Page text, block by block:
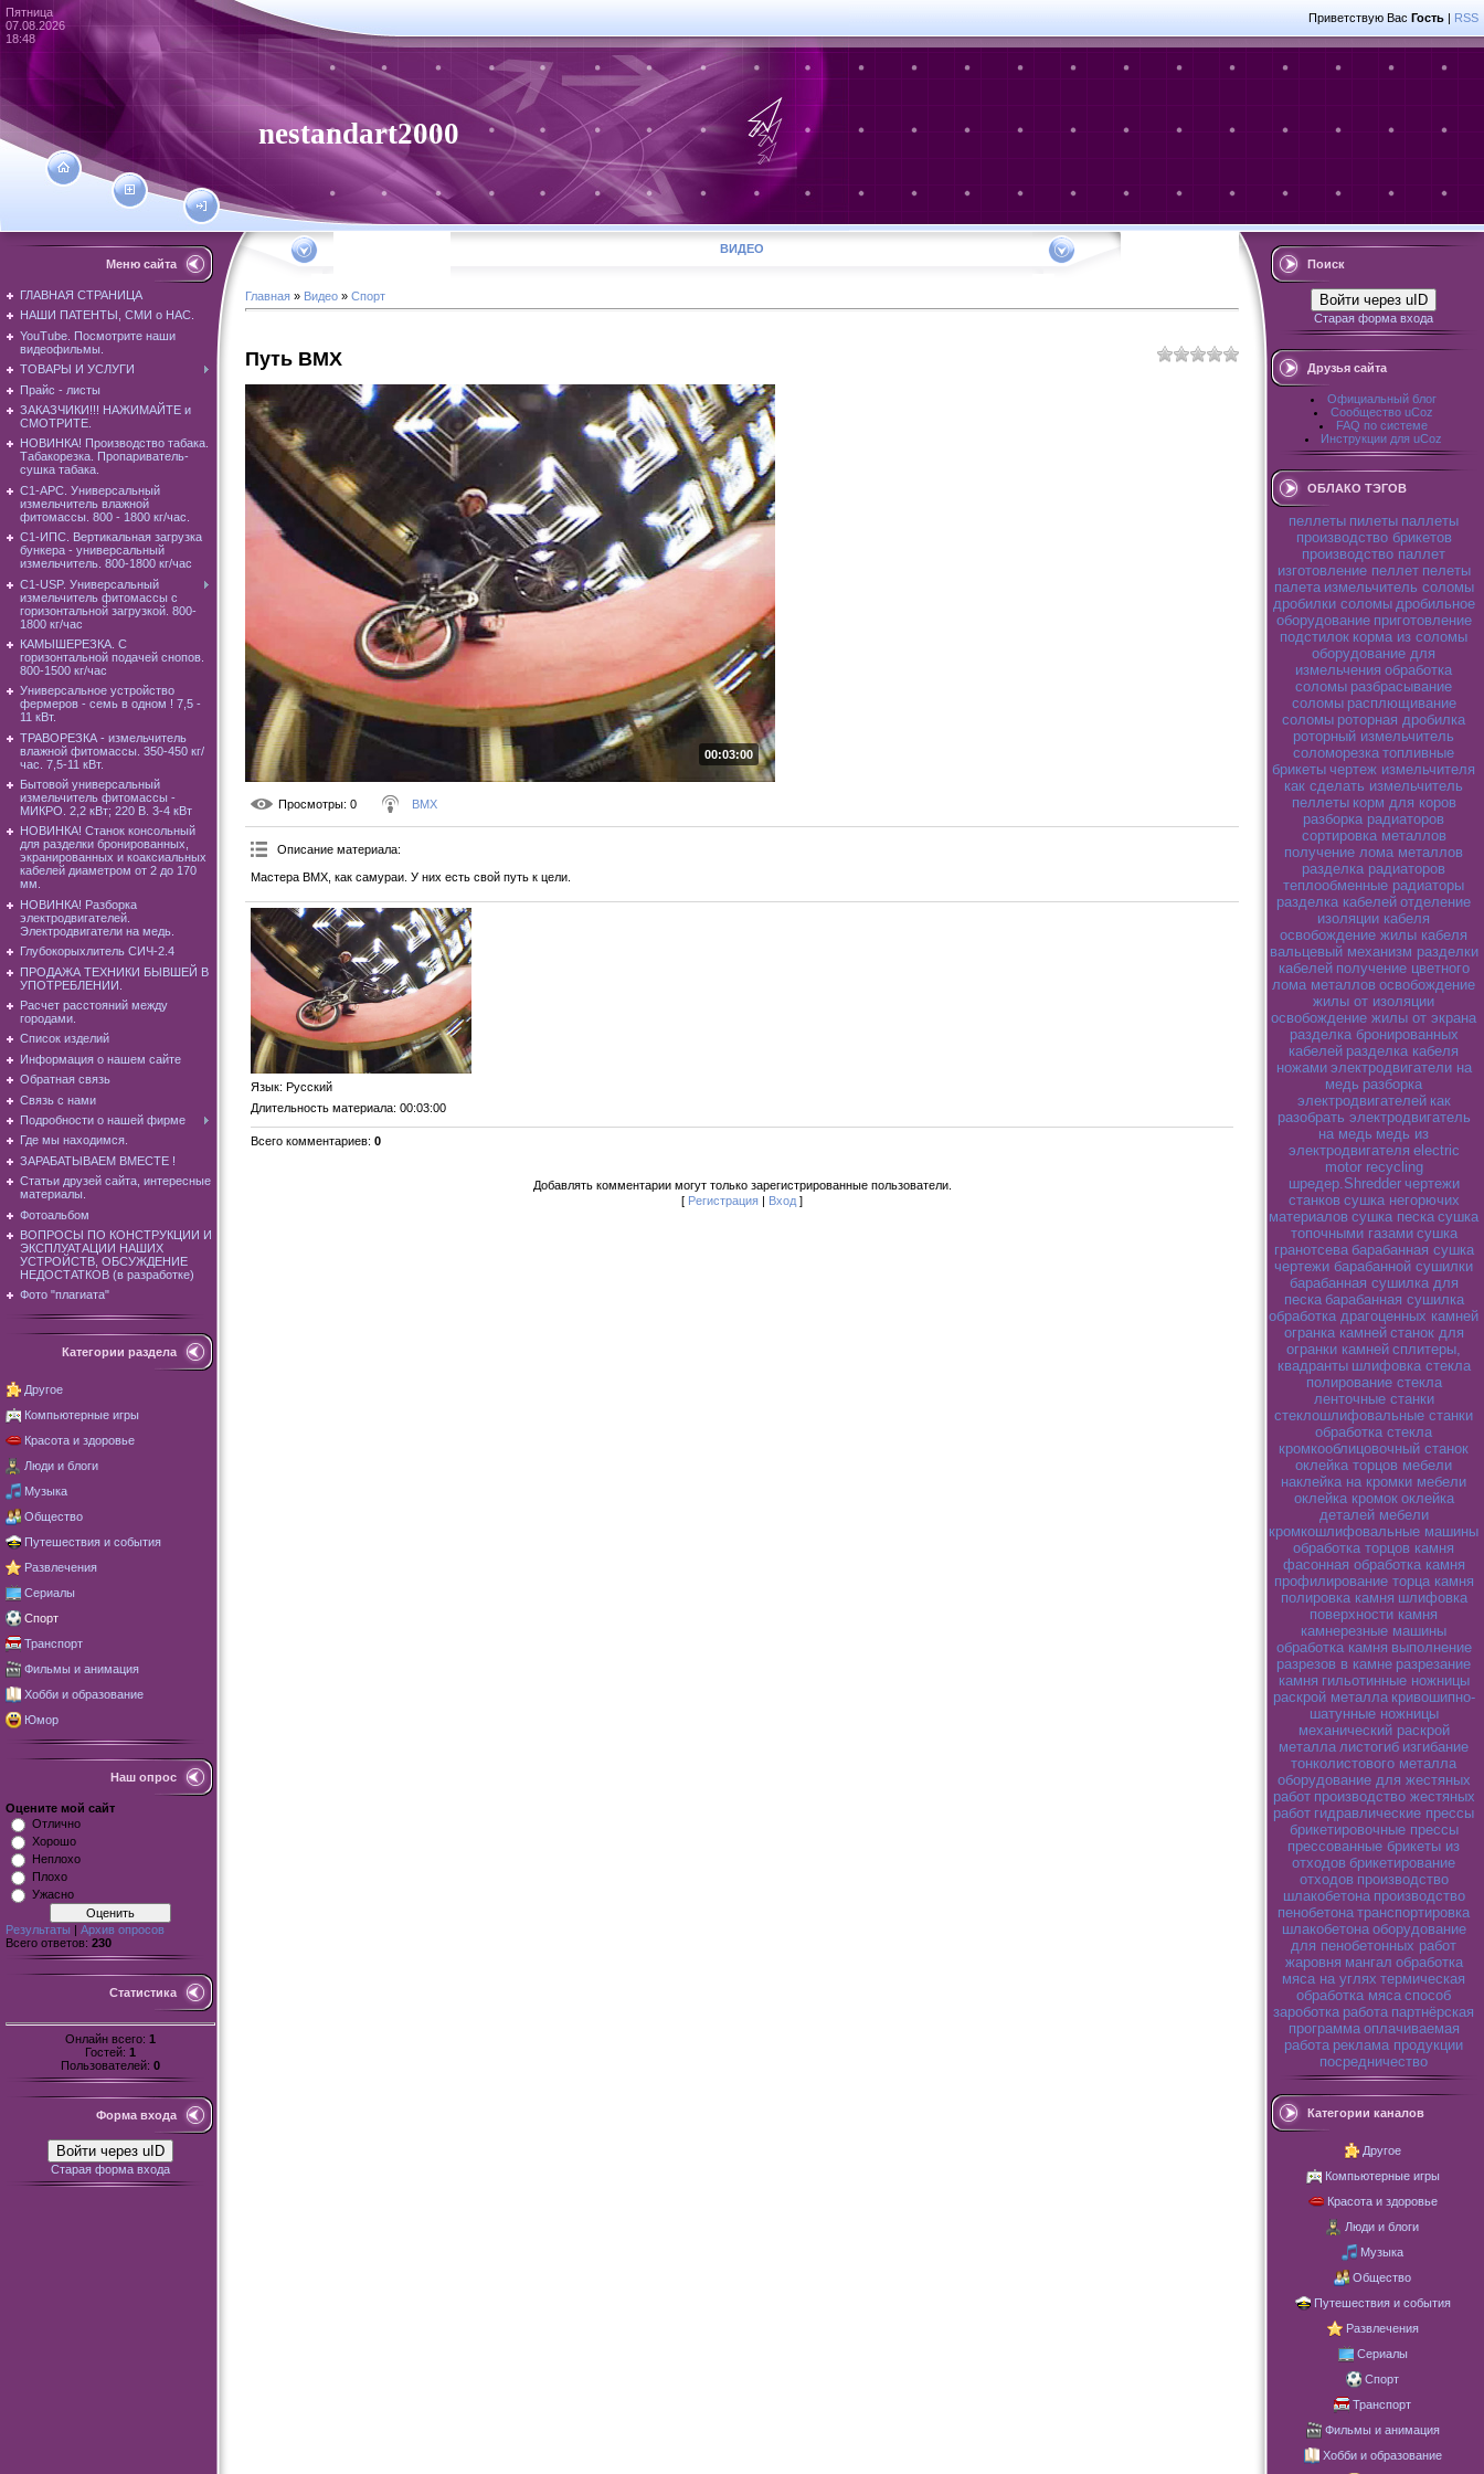
Пятница
07.08.2026
18:48
Приветствую Вас Гость | RSS
nestandart2000
Меню сайта
ГЛАВНАЯ СТРАНИЦА
НАШИ ПАТЕНТЫ, СМИ о НАС.
YouTube. Посмотрите наши
видеофильмы.
ТОВАРЫ И УСЛУГИ
Прайс - листы
ЗАКАЗЧИКИ!!! НАЖИМАЙТЕ и
СМОТРИТЕ.
НОВИНКА! Производство табака.
Табакорезка. Пропариватель-
сушка табака.
С1-АРС. Универсальный
измельчитель влажной
фитомассы. 800 - 1800 кг/час.
C1-ИПС. Вертикальная загрузка
бункера - универсальный
измельчитель. 800-1800 кг/час
С1-USP. Универсальный
измельчитель фитомассы с
горизонтальной загрузкой. 800-
1800 кг/час
КАМЫШЕРЕЗКА. С
горизонтальной подачей снопов.
800-1500 кг/час
Универсальное устройство
фермеров - семь в одном ! 7,5 -
11 кВт.
ТРАВОРЕЗКА - измельчитель
влажной фитомассы. 350-450 кг/
час. 7,5-11 кВт.
Бытовой универсальный
измельчитель фитомассы -
МИКРО. 2,2 кВт; 220 В. 3-4 кВт
НОВИНКА! Станок консольный
для разделки бронированных,
экранированных и коаксиальных
кабелей диаметром от 2 до 170
мм.
НОВИНКА! Разборка
электродвигателей.
Электродвигатели на медь.
Глубокорыхлитель СИЧ-2.4
ПРОДАЖА ТЕХНИКИ БЫВШЕЙ В
УПОТРЕБЛЕНИИ.
Расчет расстояний между
городами.
Список изделий
Информация о нашем сайте
Обратная связь
Связь с нами
Подробности о нашей фирме
Где мы находимся.
ЗАРАБАТЫВАЕМ ВМЕСТЕ !
Статьи друзей сайта, интересные
материалы.
Фотоальбом
ВОПРОСЫ ПО КОНСТРУКЦИИ И
ЭКСПЛУАТАЦИИ НАШИХ
УСТРОЙСТВ, ОБСУЖДЕНИЕ
НЕДОСТАТКОВ (в разработке)
Фото "плагиата"
Категории раздела
Другое
Компьютерные игры
Красота и здоровье
Люди и блоги
Музыка
Общество
Путешествия и события
Развлечения
Сериалы
Спорт
Транспорт
Фильмы и анимация
Хобби и образование
Юмор
Наш опрос
Оцените мой сайт
Отлично
Хорошо
Неплохо
Плохо
Ужасно
Результаты | Архив опросов
Всего ответов: 230
Статистика
Онлайн всего: 1
Гостей: 1
Пользователей: 0
Форма входа
Войти через uID
Старая форма входа
ВИДЕО
Главная » Видео » Спорт
Путь BMX
00:03:00
Просмотры: 0 BMX
Описание материала:
Мастера BMX, как самураи. У них есть свой путь к цели.
Язык: Русский
Длительность материала: 00:03:00
Всего комментариев: 0
Добавлять комментарии могут только зарегистрированные пользователи.
[ Регистрация | Вход ]
Поиск
Войти через uID
Старая форма входа
Друзья сайта
Официальный блог
Сообщество uCoz
FAQ по системе
Инструкции для uCoz
ОБЛАКО ТЭГОВ
пеллеты пилеты паллеты
производство брикетов
производство паллет
изготовление пеллет пелеты
палета измельчитель соломы
дробилки соломы дробильное
оборудование приготовление
подстилок корма из соломы
оборудование для
измельчения обработка
соломы разбрасывание
соломы расплющивание
соломы роторная дробилка
роторный измельчитель
соломорезка топливные
брикеты чертеж измельчителя
как сделать измельчитель
пеллеты корм для коров
разборка радиаторов
сортировка металлов
получение лома металлов
разделка радиаторов
теплообменные радиаторы
разделка кабелей отделение
изоляции кабеля
освобождение жилы кабеля
вальцевый механизм разделки
кабелей получение цветного
лома металлов освобождение
жилы от изоляции
освобождение жилы от экрана
разделка бронированных
кабелей разделка кабеля
ножами электродвигатели на
медь разборка
электродвигателей как
разобрать электродвигатель
на медь медь из
электродвигателя electric
motor recycling
шредер.Shredder чертежи
станков сушка негорючих
материалов сушка песка сушка
топочными газами сушка
гранотсева барабанная сушка
чертежи барабанной сушилки
барабанная сушилка для
песка барабанная сушилка
обработка драгоценных камней
огранка камней станок для
огранки камней сплитеры,
квадранты шлифовка стекла
полирование стекла
ленточные станки
стеклошлифовальные станки
обработка стекла
кромкооблицовочный станок
оклейка торцов мебели
наклейка на кромки мебели
оклейка кромок оклейка
деталей мебели
кромкошлифовальные машины
обработка торцов камня
фасонная обработка камня
профилирование торца камня
полировка камня шлифовка
поверхности камня
камнерезные машины
обработка камня выполнение
разрезов в камне разрезание
камня гильотинные ножницы
раскрой металла кривошипно-
шатунные ножницы
механический раскрой
металла листогиб изгибание
тонколистового металла
оборудование для жестяных
работ производство жестяных
работ гидравлические прессы
брикетировочные прессы
прессованные брикеты из
отходов брикетирование
отходов производство
шлакобетона производство
пенобетона транспортировка
шлакобетона оборудование
для пенобетонных работ
жаровня мангал обработка
мяса на углях термическая
обработка мяса способ
зароботка работа партнёрская
программа оплачиваемая
работа реклама продукции
посредничество
Категории каналов
Другое
Компьютерные игры
Красота и здоровье
Люди и блоги
Музыка
Общество
Путешествия и события
Развлечения
Сериалы
Спорт
Транспорт
Фильмы и анимация
Хобби и образование